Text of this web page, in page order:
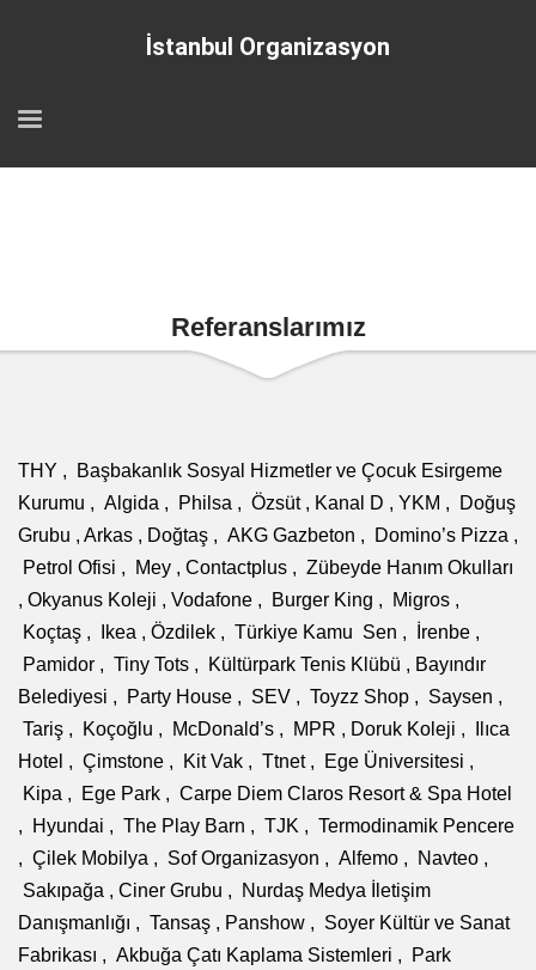
İstanbul Organizasyon
Referanslarımız
THY , Başbakanlık Sosyal Hizmetler ve Çocuk Esirgeme
Kurumu , Algida , Philsa , Özsüt , Kanal D , YKM , Doğuş
Grubu , Arkas , Doğtaş , AKG Gazbeton , Domino’s Pizza ,
Petrol Ofisi , Mey , Contactplus , Zübeyde Hanım Okulları
, Okyanus Koleji , Vodafone , Burger King , Migros ,
Koçtaş , Ikea , Özdilek , Türkiye Kamu Sen , İrenbe ,
Pamidor , Tiny Tots , Kültürpark Tenis Klübü , Bayındır
Belediyesi , Party House , SEV , Toyzz Shop , Saysen ,
Tariş , Koçoğlu , McDonald’s , MPR , Doruk Koleji , Ilıca
Hotel , Çimstone , Kit Vak , Ttnet , Ege Üniversitesi ,
Kipa , Ege Park , Carpe Diem Claros Resort & Spa Hotel
, Hyundai , The Play Barn , TJK , Termodinamik Pencere
, Çilek Mobilya , Sof Organizasyon , Alfemo , Navteo ,
Sakıpağa , Ciner Grubu , Nurdaş Medya İletişim
Danışmanlığı , Tansaş , Panshow , Soyer Kültür ve Sanat
Fabrikası , Akbuğa Çatı Kaplama Sistemleri , Park